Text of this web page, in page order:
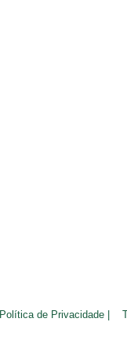
Política de Privacidade |